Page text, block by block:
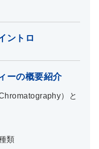
ントロ
ーの概要紹介
）と
類